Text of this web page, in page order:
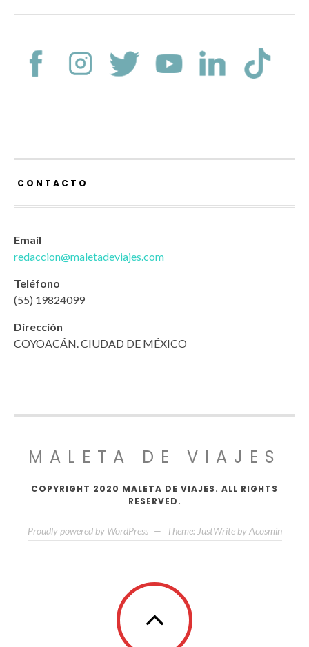
CONTACTO
Email
redaccion@maletadeviajes.com
Teléfono
(55) 19824099
Dirección
COYOACÁN. CIUDAD DE MÉXICO
MALETA DE VIAJES
COPYRIGHT 2020 MALETA DE VIAJES. ALL RIGHTS
RESERVED.
Proudly powered by WordPress — Theme: JustWrite by Acosmin